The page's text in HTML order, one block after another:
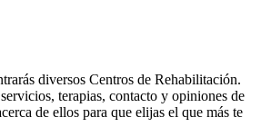
diversos Centros de Rehabilitación.
terapias, contacto y opiniones de
de ellos para que elijas el que más te